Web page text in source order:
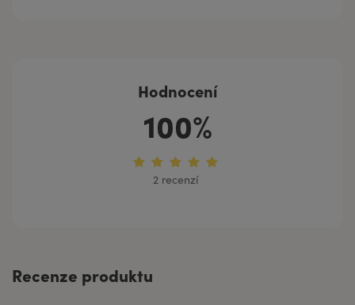
Hodnocení
100%
2 recenzí
Recenze produktu